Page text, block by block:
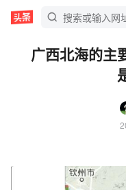
广西北海的主